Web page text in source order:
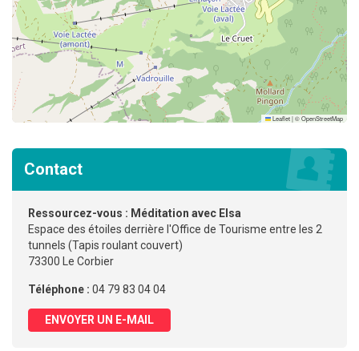
Leaflet|©OpenStreetMap
Contact
Ressourcez-vous : Méditation avec Elsa
Espace des étoiles derrière l'Office de Tourisme entre les 2
tunnels (Tapis roulant couvert)
73300 Le Corbier
Téléphone : 04 79 83 04 04
ENVOYER UN E-MAIL